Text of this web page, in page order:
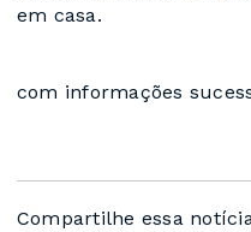
em casa.
com informações
Compartilhe essa